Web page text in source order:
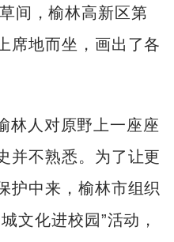
间，榆林高新区第
席地而坐，画出了各
林人对原野上一座座
并不熟悉。为了让更
护中来，榆林市组织
文化进校园”活动，